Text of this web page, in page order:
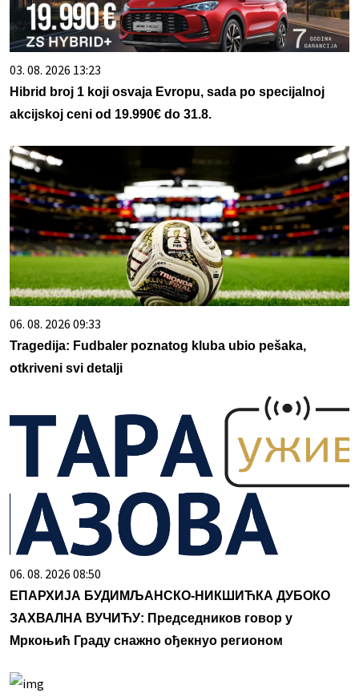
03. 08. 2026 13:23
Hibrid broj 1 koji osvaja Evropu, sada po specijalnoj
akcijskoj ceni od 19.990€ do 31.8.
06. 08. 2026 09:33
Tragedija: Fudbaler poznatog kluba ubio pešaka,
otkriveni svi detalji
06. 08. 2026 08:50
ЕПАРХИЈА БУДИМЉАНСКО-НИКШИЋКА ДУБОКО
ЗАХВАЛНА ВУЧИЋУ: Председников говор у
Мркоњић Граду снажно ођекнуо регионом